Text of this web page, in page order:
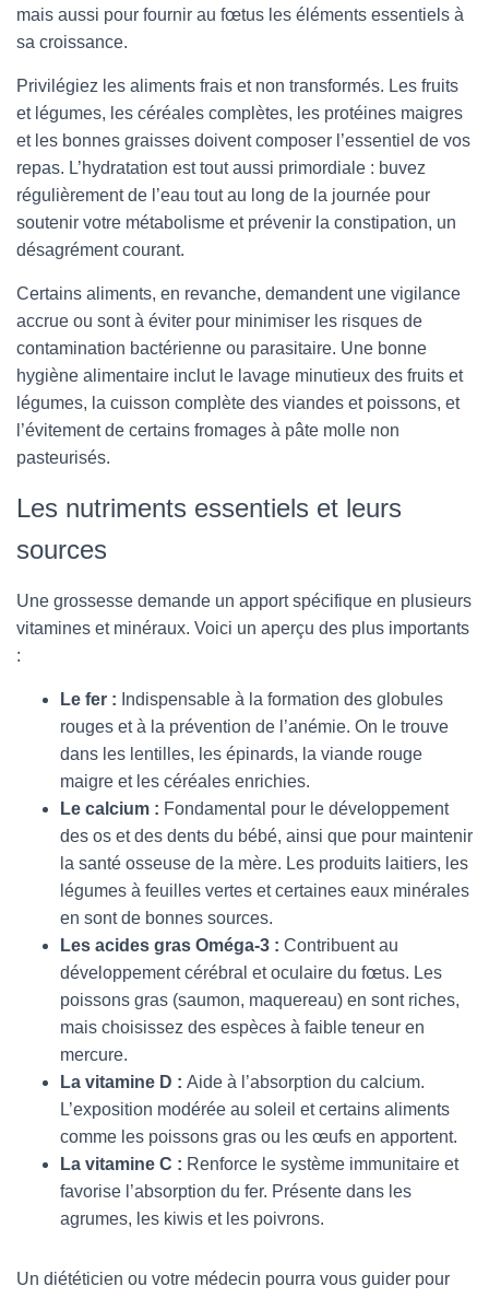
mais aussi pour fournir au fœtus les éléments essentiels à
sa croissance.
Privilégiez les aliments frais et non transformés. Les fruits
et légumes, les céréales complètes, les protéines maigres
et les bonnes graisses doivent composer l’essentiel de vos
repas. L’hydratation est tout aussi primordiale : buvez
régulièrement de l’eau tout au long de la journée pour
soutenir votre métabolisme et prévenir la constipation, un
désagrément courant.
Certains aliments, en revanche, demandent une vigilance
accrue ou sont à éviter pour minimiser les risques de
contamination bactérienne ou parasitaire. Une bonne
hygiène alimentaire inclut le lavage minutieux des fruits et
légumes, la cuisson complète des viandes et poissons, et
l’évitement de certains fromages à pâte molle non
pasteurisés.
Les nutriments essentiels et leurs
sources
Une grossesse demande un apport spécifique en plusieurs
vitamines et minéraux. Voici un aperçu des plus importants
:
Le fer : Indispensable à la formation des globules
rouges et à la prévention de l’anémie. On le trouve
dans les lentilles, les épinards, la viande rouge
maigre et les céréales enrichies.
Le calcium : Fondamental pour le développement
des os et des dents du bébé, ainsi que pour maintenir
la santé osseuse de la mère. Les produits laitiers, les
légumes à feuilles vertes et certaines eaux minérales
en sont de bonnes sources.
Les acides gras Oméga-3 : Contribuent au
développement cérébral et oculaire du fœtus. Les
poissons gras (saumon, maquereau) en sont riches,
mais choisissez des espèces à faible teneur en
mercure.
La vitamine D : Aide à l’absorption du calcium.
L’exposition modérée au soleil et certains aliments
comme les poissons gras ou les œufs en apportent.
La vitamine C : Renforce le système immunitaire et
favorise l’absorption du fer. Présente dans les
agrumes, les kiwis et les poivrons.
Un diététicien ou votre médecin pourra vous guider pour